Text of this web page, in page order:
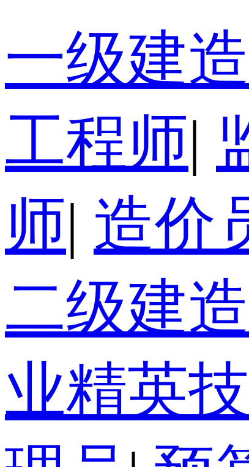
一级建
工程师|
师| 造价
二级建
业精英